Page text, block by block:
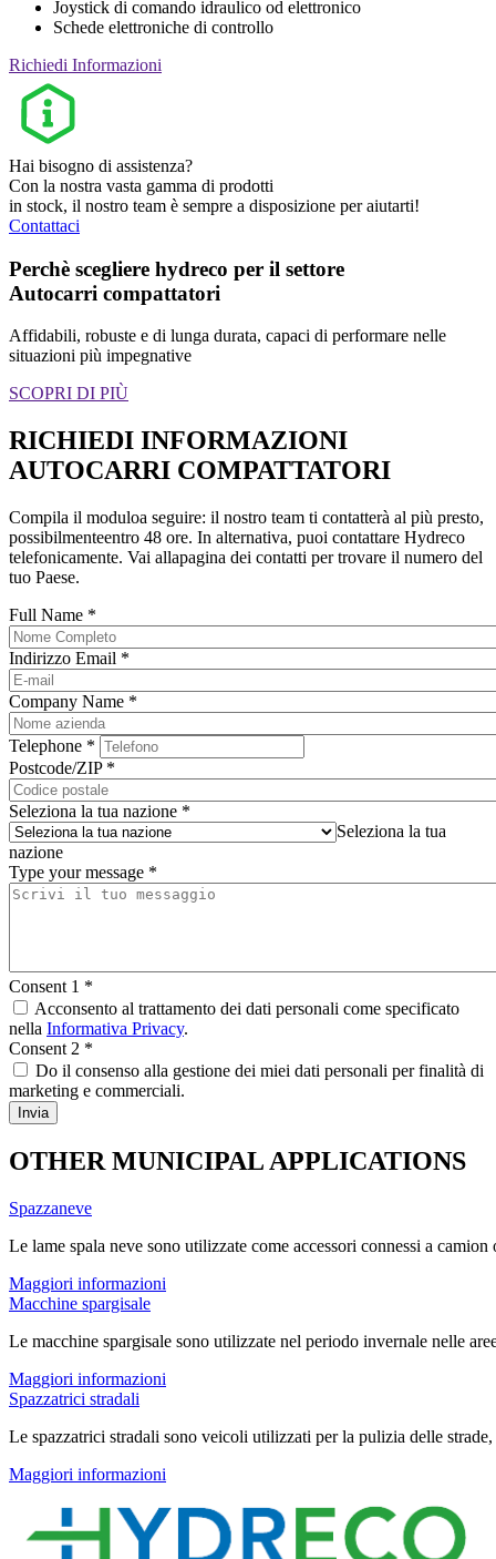
Joystick di comando idraulico od elettronico
Schede elettroniche di controllo
Richiedi Informazioni
Hai bisogno di assistenza?
Con la nostra vasta gamma di prodotti
in stock, il nostro team è sempre a disposizione per aiutarti!
Contattaci
Perchè scegliere hydreco per il settore
Autocarri compattatori
Affidabili, robuste e di lunga durata, capaci di performare nelle
situazioni più impegnative
SCOPRI DI PIÙ
RICHIEDI INFORMAZIONI
AUTOCARRI COMPATTATORI
Compila il moduloa seguire: il nostro team ti contatterà al più presto,
possibilmenteentro 48 ore. In alternativa, puoi contattare Hydreco
telefonicamente. Vai allapagina dei contatti per trovare il numero del
tuo Paese.
Full Name *
Indirizzo Email *
Company Name *
Telephone *
Postcode/ZIP *
Seleziona la tua nazione *
Seleziona la tua
nazione
Type your message *
Consent 1 *
Acconsento al trattamento dei dati personali come specificato
nella Informativa Privacy.
Consent 2 *
Do il consenso alla gestione dei miei dati personali per finalità di
marketing e commerciali.
OTHER MUNICIPAL APPLICATIONS
Spazzaneve
Le lame spala neve sono utilizzate come accessori connessi a
Maggiori informazioni
Macchine spargisale
Le macchine spargisale sono utilizzate nel periodo invernale nelle
Maggiori informazioni
Spazzatrici stradali
Le spazzatrici stradali sono veicoli utilizzati per la pulizia delle
Maggiori informazioni